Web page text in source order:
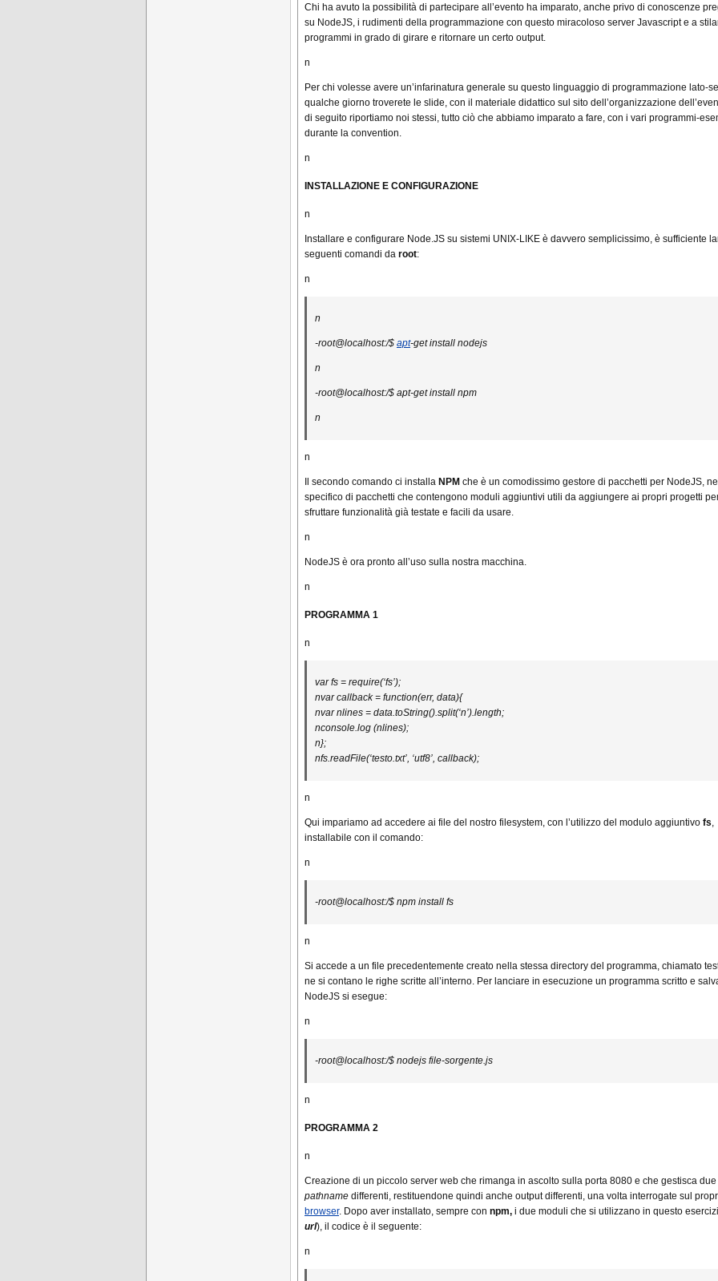
Chi ha avuto la possibilità di partecipare all’evento ha imparato, anche privo di conoscenze
su NodeJS, i rudimenti della programmazione con questo miracoloso server Javascript e a
programmi in grado di girare e ritornare un certo output.
n
Per chi volesse avere un’infarinatura generale su questo linguaggio di programmazione lato-
qualche giorno troverete le slide, con il materiale didattico sul sito dell’organizzazione
di seguito riportiamo noi stessi, tutto ciò che abbiamo imparato a fare, con i vari programmi-
durante la convention.
n
INSTALLAZIONE E CONFIGURAZIONE
n
Installare e configurare Node.JS su sistemi UNIX-LIKE è davvero semplicissimo, è sufficiente
seguenti comandi da root:
n
n
-root@localhost:/$ apt-get install nodejs
n
-root@localhost:/$ apt-get install npm
n
n
Il secondo comando ci installa NPM che è un comodissimo gestore di pacchetti per NodeJS,
specifico di pacchetti che contengono moduli aggiuntivi utili da aggiungere ai propri progetti
sfruttare funzionalità già testate e facili da usare.
n
NodeJS è ora pronto all’uso sulla nostra macchina.
n
PROGRAMMA 1
n
var fs = require(‘fs’);
nvar callback = function(err, data){
nvar nlines = data.toString().split(‘n’).length;
nconsole.log (nlines);
n};
nfs.readFile(‘testo.txt’, ‘utf8’, callback);
n
Qui impariamo ad accedere ai file del nostro filesystem, con l’utilizzo del modulo aggiuntivo fs
installabile con il comando:
n
-root@localhost:/$ npm install fs
n
Si accede a un file precedentemente creato nella stessa directory del programma, chiamato
ne si contano le righe scritte all’interno. Per lanciare in esecuzione un programma scritto e
NodeJS si esegue:
n
-root@localhost:/$ nodejs file-sorgente.js
n
PROGRAMMA 2
n
Creazione di un piccolo server web che rimanga in ascolto sulla porta 8080 e che gestisca due
pathname differenti, restituendone quindi anche output differenti, una volta interrogate sul
browser. Dopo aver installato, sempre con npm, i due moduli che si utilizzano in questo
url), il codice è il seguente:
n